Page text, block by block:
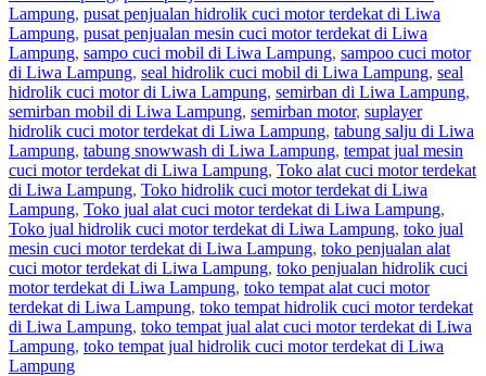
Lampung, pusat penjualan hidrolik cuci motor terdekat di Liwa
Lampung, pusat penjualan mesin cuci motor terdekat di Liwa
Lampung, sampo cuci mobil di Liwa Lampung, sampoo cuci motor
di Liwa Lampung, seal hidrolik cuci mobil di Liwa Lampung, seal
hidrolik cuci motor di Liwa Lampung, semirban di Liwa Lampung,
semirban mobil di Liwa Lampung, semirban motor, suplayer
hidrolik cuci motor terdekat di Liwa Lampung, tabung salju di Liwa
Lampung, tabung snowwash di Liwa Lampung, tempat jual mesin
cuci motor terdekat di Liwa Lampung, Toko alat cuci motor terdekat
di Liwa Lampung, Toko hidrolik cuci motor terdekat di Liwa
Lampung, Toko jual alat cuci motor terdekat di Liwa Lampung,
Toko jual hidrolik cuci motor terdekat di Liwa Lampung, toko jual
mesin cuci motor terdekat di Liwa Lampung, toko penjualan alat
cuci motor terdekat di Liwa Lampung, toko penjualan hidrolik cuci
motor terdekat di Liwa Lampung, toko tempat alat cuci motor
terdekat di Liwa Lampung, toko tempat hidrolik cuci motor terdekat
di Liwa Lampung, toko tempat jual alat cuci motor terdekat di Liwa
Lampung, toko tempat jual hidrolik cuci motor terdekat di Liwa
Lampung